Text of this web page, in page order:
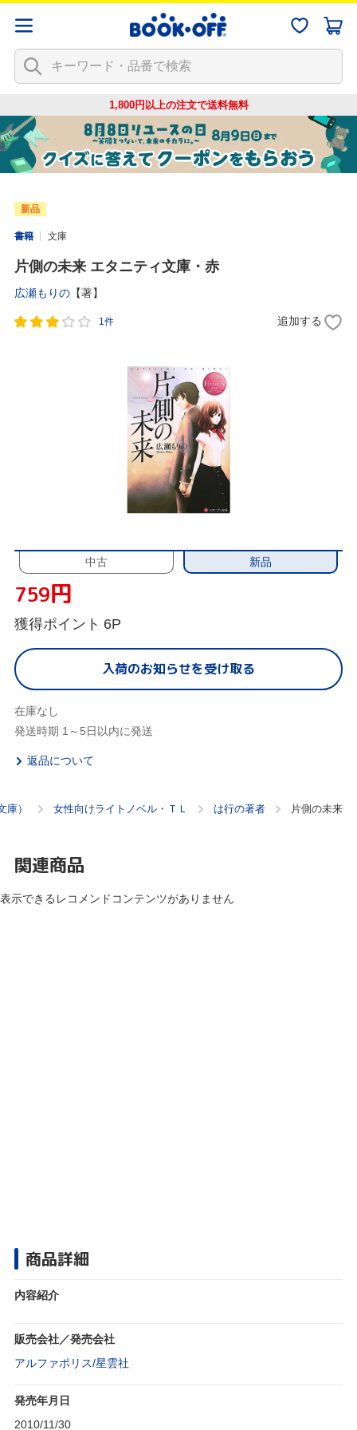
1,800円以上の注文で送料無料
新品
書籍 文庫
片側の未来 エタニティ文庫・赤
広瀬もりの 【著】
1件 追加する
中古 新品
759円
獲得ポイント 6P
入荷のお知らせを受け取る
在庫なし
発送時期 1～5日以内に発送
返品について
） 女性向けライトノベル・ＴＬ は行の著者 片側の未来
関連商品
表示できるレコメンドコンテンツがありません
商品詳細
内容紹介
販売会社／発売会社
アルファポリス/星雲社
発売年月日
2010/11/30